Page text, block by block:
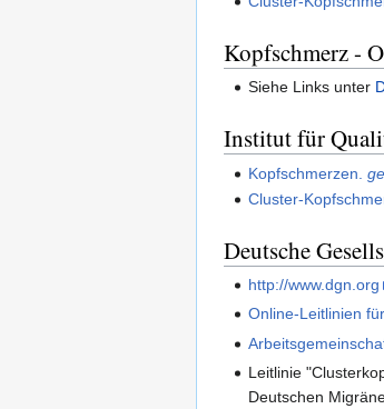
Kopfschmerz -
Siehe Links unter
Institut für
Kopfschmerzen.
Cluster-
Deutsche
http://www.dgn.org
Online-Leitlinien
Leitlinie
Deutschen